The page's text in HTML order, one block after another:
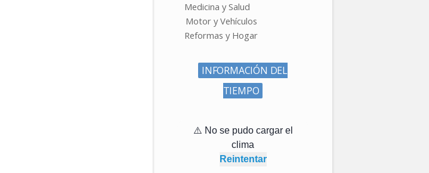
Medicina y Salud
Motor y Vehículos
Reformas y Hogar
INFORMACIÓN DEL
TIEMPO